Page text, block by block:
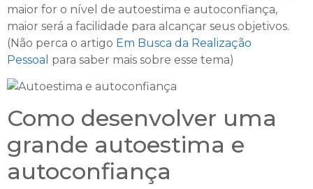
maior for o nível de autoestima e autoconfiança,
maior será a facilidade para alcançar seus objetivos.
(Não perca o artigo Em Busca da Realização
Pessoal para saber mais sobre esse tema)
Como desenvolver uma
grande autoestima e
autoconfiança